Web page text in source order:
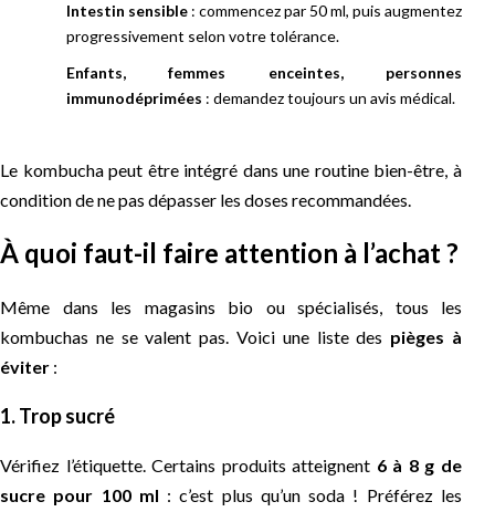
Intestin sensible : commencez par 50 ml, puis augmentez
progressivement selon votre tolérance.
Enfants, femmes enceintes, personnes
immunodéprimées : demandez toujours un avis médical.
Le kombucha peut être intégré dans une routine bien-être, à
condition de ne pas dépasser les doses recommandées.
À quoi faut-il faire attention à l’achat ?
Même dans les magasins bio ou spécialisés, tous les
kombuchas ne se valent pas. Voici une liste des pièges à
éviter :
1. Trop sucré
Vérifiez l’étiquette. Certains produits atteignent 6 à 8 g de
sucre pour 100 ml : c’est plus qu’un soda ! Préférez les